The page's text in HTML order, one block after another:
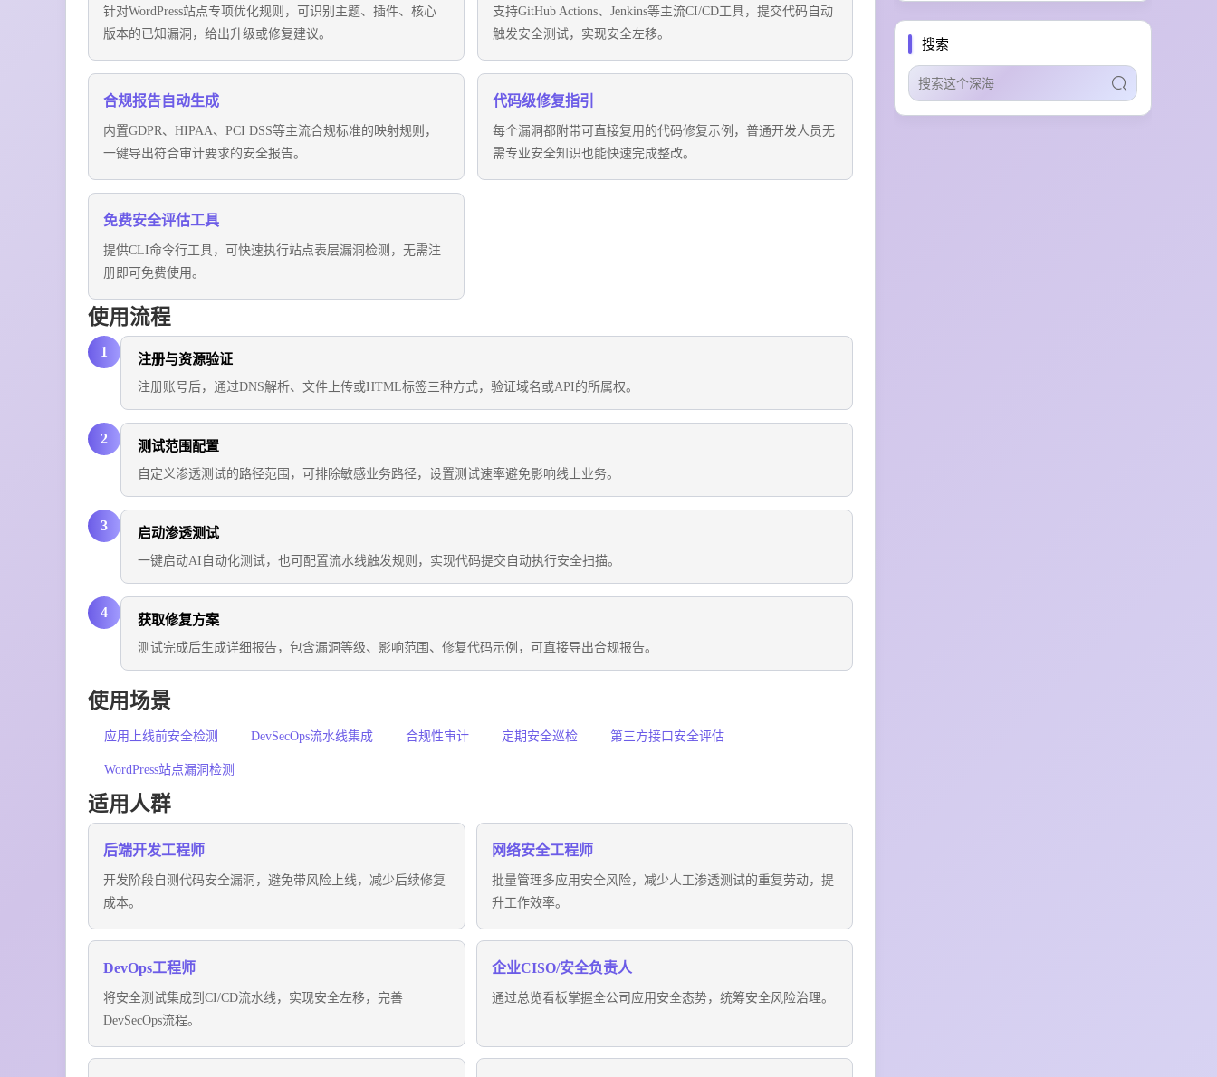
针对WordPress站点专项优化规则，可识别主题、插件、核心
版本的已知漏洞，给出升级或修复建议。
支持GitHub Actions、Jenkins等主流CI/CD工具，提交代码自动
触发安全测试，实现安全左移。
合规报告自动生成
内置GDPR、HIPAA、PCI DSS等主流合规标准的映射规则，
一键导出符合审计要求的安全报告。
代码级修复指引
每个漏洞都附带可直接复用的代码修复示例，普通开发人员无
需专业安全知识也能快速完成整改。
免费安全评估工具
提供CLI命令行工具，可快速执行站点表层漏洞检测，无需注
册即可免费使用。
使用流程
1 注册与资源验证
注册账号后，通过DNS解析、文件上传或HTML标签三种方式，验证域名或API的所属权。
2 测试范围配置
自定义渗透测试的路径范围，可排除敏感业务路径，设置测试速率避免影响线上业务。
3 启动渗透测试
一键启动AI自动化测试，也可配置流水线触发规则，实现代码提交自动执行安全扫描。
4 获取修复方案
测试完成后生成详细报告，包含漏洞等级、影响范围、修复代码示例，可直接导出合规报告。
使用场景
应用上线前安全检测 DevSecOps流水线集成 合规性审计 定期安全巡检 第三方接口安全评估
WordPress站点漏洞检测
适用人群
后端开发工程师
开发阶段自测代码安全漏洞，避免带风险上线，减少后续修复
成本。
网络安全工程师
批量管理多应用安全风险，减少人工渗透测试的重复劳动，提
升工作效率。
DevOps工程师
将安全测试集成到CI/CD流水线，实现安全左移，完善
DevSecOps流程。
企业CISO/安全负责人
通过总览看板掌握全公司应用安全态势，统筹安全风险治理。
4K视频输出
搜索